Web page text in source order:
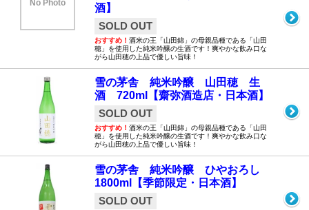
No Photo
酒】
SOLD OUT
おすすめ！ 酒米の王「山田錦」の母親品種である「山田
穂」を使用した純米吟醸の生酒です！爽やかな飲み口な
がら山田穂の上品で優しい旨味！
雪の茅舎 純米吟醸 山田穂 生
酒 720ml【齋弥酒造店・日本酒】
SOLD OUT
おすすめ！ 酒米の王「山田錦」の母親品種である「山田
穂」を使用した純米吟醸の生酒です！爽やかな飲み口な
がら山田穂の上品で優しい旨味！
雪の茅舎 純米吟醸 ひやおろし
1800ml【季節限定・日本酒】
SOLD OUT